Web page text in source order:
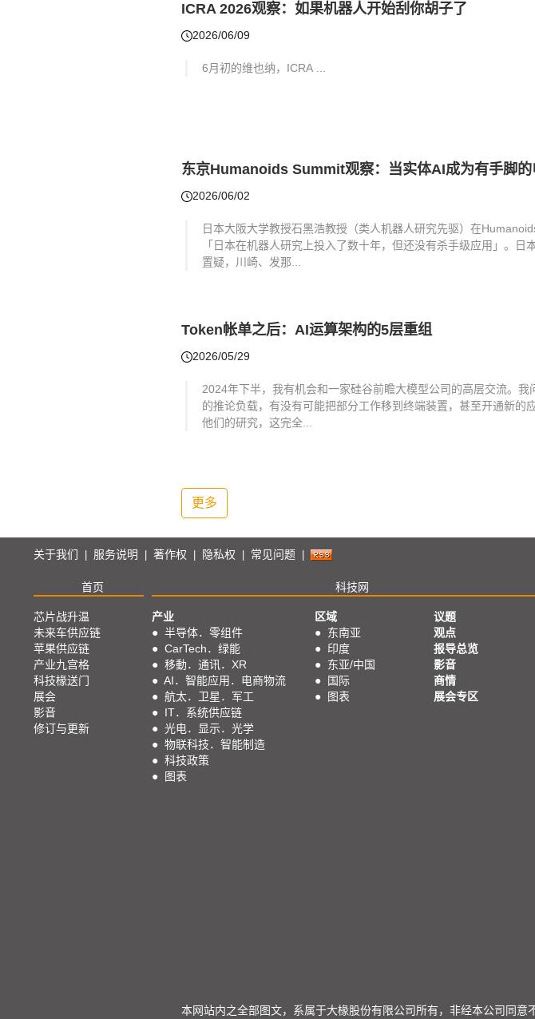
ICRA 2026观察：如果机器人开始刮你胡子了
2026/06/09
6月初的维也纳，ICRA ...
东京Humanoids Summit观察：当实体AI成为有手脚的
2026/06/02
日本大阪大学教授石黑浩教授（类人机器人研究先驱）在
「日本在机器人研究上投入了数十年，但还没有杀手级应用」。日
置疑，川崎、发那...
Token帐单之后：AI运算架构的5层重组
2026/05/29
2024年下半，我有机会和一家硅谷前瞻大模型公司的高层交流。
的推论负载，有没有可能把部分工作移到终端装置，甚至开通新的
他们的研究，这完全...
更多
关于我们 服务说明 著作权 隐私权 常见问题
首页 科技网
芯片战升温
未来车供应链
苹果供应链
产业九宫格
科技椽送门
展会
影音
修订与更新
产业
● 半导体．零组件
● CarTech．绿能
● 移動．通讯．XR
● AI．智能应用．电商物流
● 航太．卫星．军工
● IT．系统供应链
● 光电．显示．光学
● 物联科技．智能制造
● 科技政策
●
图表
区域
● 东南亚
● 印度
● 东亚/中国
●
国际
●
图表
议题
观点
报导总览
影音
商情
展会专区
本网站内之全部图文，系属于大椽股份有限公司所有，非经本公司同